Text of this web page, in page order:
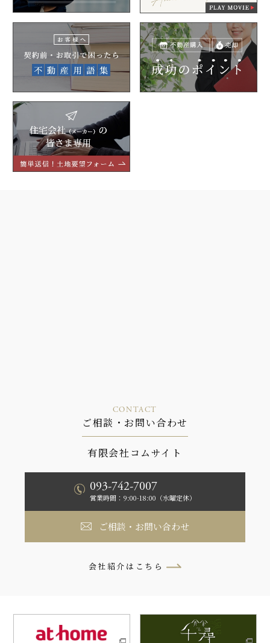
CONTACT
ご相談・お問い合わせ
有限会社コムサイト
093-742-7007
営業時間：9:00-18:00（水曜定休）
ご相談・お問い合わせ
会社紹介はこちら